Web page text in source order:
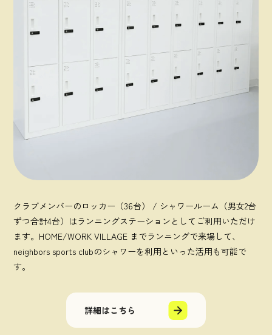
クラブメンバーのロッカー（36台） / シャワールーム（男女2台
ずつ合計4台）はランニングステーションとしてご利用いただけ
ます。HOME/WORK VILLAGE までランニングで来場して、
neighbors sports clubのシャワーを利用といった活用も可能で
す。
詳細はこちら